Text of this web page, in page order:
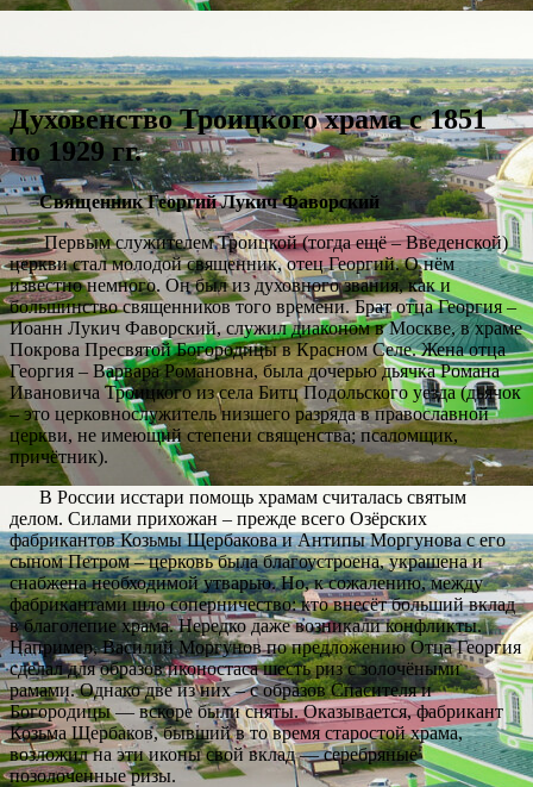
Духовенство Троицкого храма с 1851
по 1929 гг.
Священник Георгий Лукич Фаворский
Первым служителем Троицкой (тогда ещё – Введенской)
церкви стал молодой священник, отец Георгий. О нём
известно немного. Он был из духовного звания, как и
большинство священников того времени. Брат отца Георгия –
Иоанн Лукич Фаворский, служил диаконом в Москве, в храме
Покрова Пресвятой Богородицы в Красном Селе. Жена отца
Георгия – Варвара Романовна, была дочерью дьячка Романа
Ивановича Троицкого из села Битц Подольского уезда (дьячок
– это церковнослужитель низшего разряда в православной
церкви, не имеющий степени священства; псаломщик,
причётник).
В России исстари помощь храмам считалась святым
делом. Силами прихожан – прежде всего Озёрских
фабрикантов Козьмы Щербакова и Антипы Моргунова с его
сыном Петром – церковь была благоустроена, украшена и
снабжена необходимой утварью. Но, к сожалению, между
фабрикантами шло соперничество: кто внесёт больший вклад
в благолепие храма. Нередко даже возникали конфликты.
Например, Василий Моргунов по предложению Отца Георгия
сделал для образов иконостаса шесть риз с золочёными
рамами. Однако две из них – с образов Спасителя и
Богородицы — вскоре были сняты. Оказывается, фабрикант
Козьма Щербаков, бывший в то время старостой храма,
возложил на эти иконы свой вклад — серебряные
позолоченные ризы.